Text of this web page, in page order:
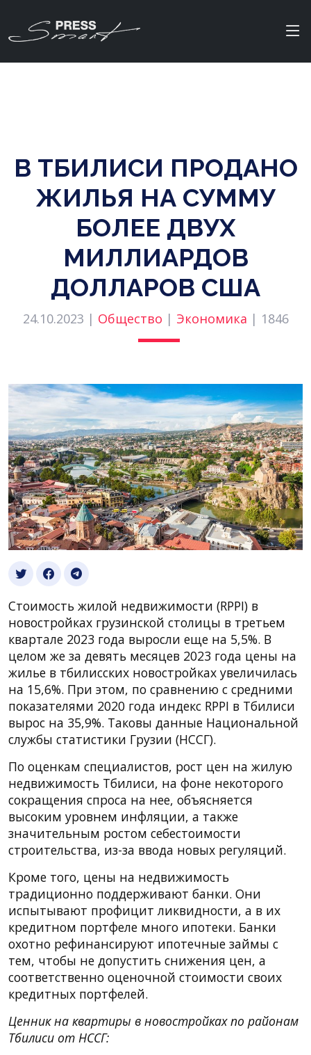
В ТБИЛИСИ ПРОДАНО
ЖИЛЬЯ НА СУММУ
БОЛЕЕ ДВУХ
МИЛЛИАРДОВ
ДОЛЛАРОВ США
24.10.2023 | Общество | Экономика | 1846
Стоимость жилой недвижимости (RPPI) в
новостройках грузинской столицы в третьем
квартале 2023 года выросли еще на 5,5%. В
целом же за девять месяцев 2023 года цены на
жилье в тбилисских новостройках увеличилась
на 15,6%. При этом, по сравнению с средними
показателями 2020 года индекс RPPI в Тбилиси
вырос на 35,9%. Таковы данные Национальной
службы статистики Грузии (НССГ).
По оценкам специалистов, рост цен на жилую
недвижимость Тбилиси, на фоне некоторого
сокращения спроса на нее, объясняется
высоким уровнем инфляции, а также
значительным ростом себестоимости
строительства, из-за ввода новых регуляций.
Кроме того, цены на недвижимость
традиционно поддерживают банки. Они
испытывают профицит ликвидности, а в их
кредитном портфеле много ипотеки. Банки
охотно рефинансируют ипотечные займы с
тем, чтобы не допустить снижения цен, а
соответственно оценочной стоимости своих
кредитных портфелей.
Ценник на квартиры в новостройках по районам
Тбилиси от НССГ: